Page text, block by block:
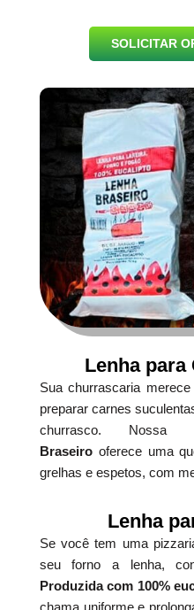
SOLICITAR
Lenha
Sua churrascaria
preparar carnes
churrasco. Nossa
Braseirooferece uma
grelhas e espetos, com
Lenha
Se você tem uma
seu forno a lenha,
Produzida com 100%
chama uniforme e